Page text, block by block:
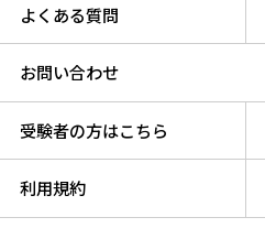
よくある質問
お問い合わせ
受験者の方はこちら
利用規約